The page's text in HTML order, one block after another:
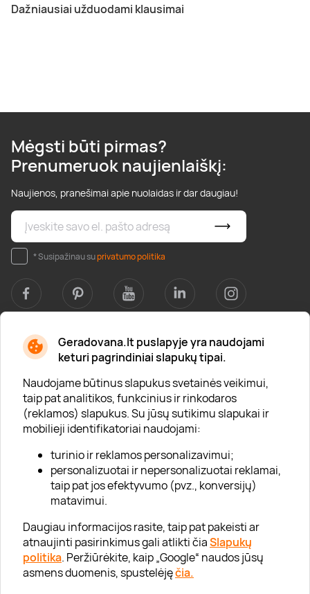
Geradovana.lt puslapyje yra naudojami
keturi pagrindiniai slapukų tipai.
Naudojame būtinus slapukus svetainės veikimui,
taip pat analitikos, funkcinius ir rinkodaros
(reklamos) slapukus. Su jūsų sutikimu slapukai ir
mobilieji identifikatoriai naudojami:
turinio ir reklamos personalizavimui;
personalizuotai ir nepersonalizuotai reklamai,
taip pat jos efektyvumo (pvz., konversijų)
matavimui.
Daugiau informacijos rasite, taip pat pakeisti ar
atnaujinti pasirinkimus gali atlikti čiaSlapukų
politika. Peržiūrėkite, kaip „Google“ naudos jūsų
asmens duomenis, spustelėjęčia.
Dažniausiai užduodami klausimai
Mėgsti būti pirmas?
Prenumeruok naujienlaiškį:
Naujienos, pranešimai apie nuolaidas ir dar daugiau!
* Susipažinau suprivatumo politika
Apie mus
Apie „Gera Dovana“
Lojalumo klubas
Karjera
Visi partneriai
Kontaktai
Tinklaraštis
Informacija